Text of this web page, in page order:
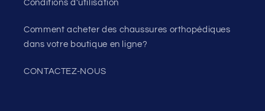
Conditions d'utilisation
Comment acheter des chaussures orthopédiques
dans votre boutique en ligne?
CONTACTEZ-NOUS